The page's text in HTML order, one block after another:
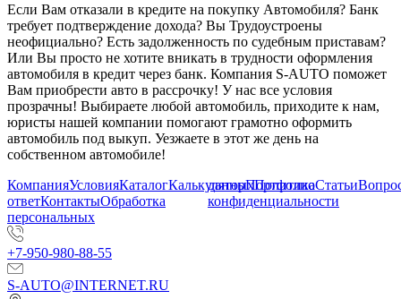
Если Вам отказали в кредите на покупку Автомобиля? Банк
требует подтверждение дохода? Вы Трудоустроены
неофициально? Есть задолженность по судебным приставам?
Или Вы просто не хотите вникать в трудности оформления
автомобиля в кредит через банк. Компания S-AUTO поможет
Вам приобрести авто в рассрочку! У нас все условия
прозрачны! Выбираете любой автомобиль, приходите к нам,
юристы нашей компании помогают грамотно оформить
автомобиль под выкуп. Уезжаете в этот же день на
собственном автомобиле!
КомпанияУсловияКаталогКалькуляторПортфолиоСтатьи
ответКонтактыОбработка
персональных
данныхПолитика
конфиденциальности
+7-950-980-88-55
S-AUTO@INTERNET.RU